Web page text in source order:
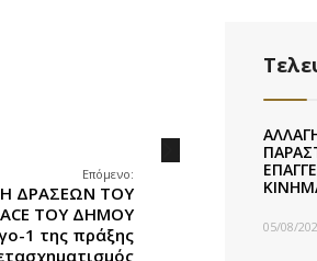
Επόμενο:
ΔΡΑΣΕΩΝ ΤΟΥ
ΤΟΥ ΔΗΜΟΥ
1 της πράξης
05/08/